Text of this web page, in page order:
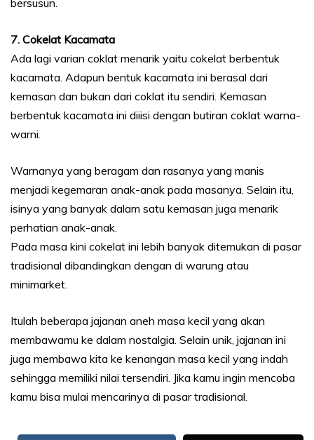
bersusun.
7. Cokelat Kacamata
Ada lagi varian coklat menarik yaitu cokelat berbentuk
kacamata. Adapun bentuk kacamata ini berasal dari
kemasan dan bukan dari coklat itu sendiri. Kemasan
berbentuk kacamata ini diiisi dengan butiran coklat warna-
warni.
Warnanya yang beragam dan rasanya yang manis
menjadi kegemaran anak-anak pada masanya. Selain itu,
isinya yang banyak dalam satu kemasan juga menarik
perhatian anak-anak.
Pada masa kini cokelat ini lebih banyak ditemukan di pasar
tradisional dibandingkan dengan di warung atau
minimarket.
Itulah beberapa jajanan aneh masa kecil yang akan
membawamu ke dalam nostalgia. Selain unik, jajanan ini
juga membawa kita ke kenangan masa kecil yang indah
sehingga memiliki nilai tersendiri. Jika kamu ingin mencoba
kamu bisa mulai mencarinya di pasar tradisional.